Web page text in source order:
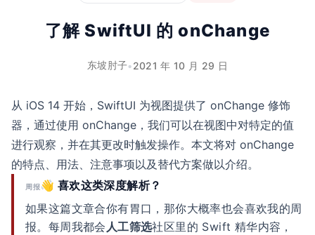
了解 SwiftUI 的 onChange
东坡肘子•2021 年 10 月 29 日
从 iOS 14 开始，SwiftUI 为视图提供了 onChange 修饰
器，通过使用 onChange，我们可以在视图中对特定的值
进行观察，并在其更改时触发操作。本文将对 onChange
的特点、用法、注意事项以及替代方案做以介绍。
周报👋 喜欢这类深度解析？
如果这篇文章合你有胃口，那你大概率也会喜欢我的周
报。每周我都会 人工筛选社区里的 Swift 精华内容，